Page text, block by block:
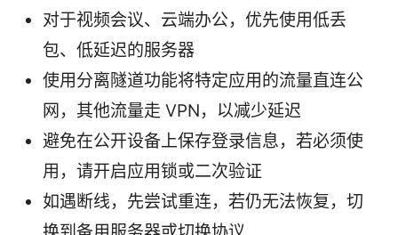
对于视频会议、云端办公，优先使用低丢
包、低延迟的服务器
使用分离隧道功能将特定应用的流量直连公
网，其他流量走 VPN，以减少延迟
避免在公开设备上保存登录信息，若必须使
用，请开启应用锁或二次验证
如遇断线，先尝试重连，若仍无法恢复，切